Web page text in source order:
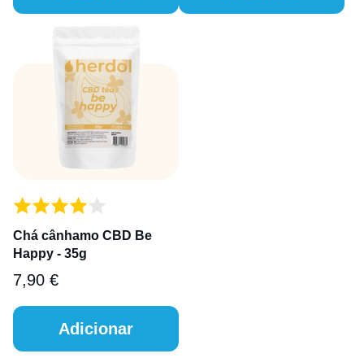
Chá cânhamo CBD Be
Happy - 35g
7,90 €
Adicionar